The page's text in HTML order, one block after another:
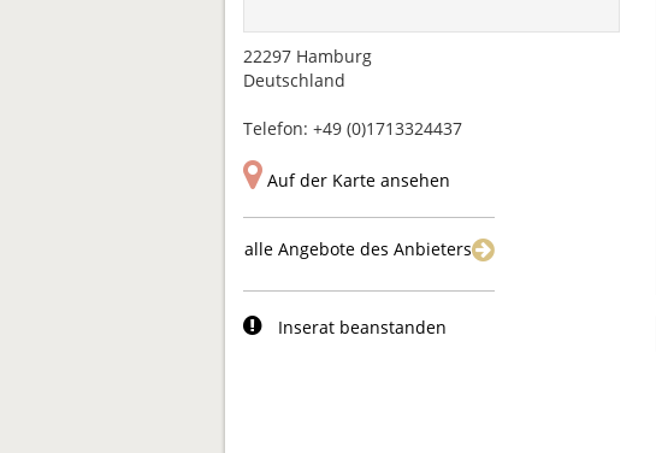
22297 Hamburg
Deutschland
Telefon: +49 (0)1713324437
Auf der Karte ansehen
alle Angebote des Anbieters
Inserat beanstanden